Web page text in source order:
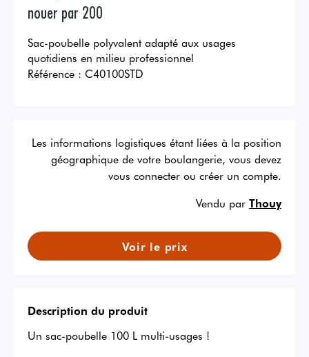
nouer par 200
Sac-poubelle polyvalent adapté aux usages
quotidiens en milieu professionnel
Référence : C40100STD
Les informations logistiques étant liées à la position
géographique de votre boulangerie, vous devez
vous connecter ou créer un compte.
Vendu par Thouy
Voir le prix
Description du produit
Un sac-poubelle 100 L multi-usages !